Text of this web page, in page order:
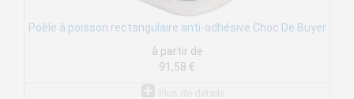
Poêle à poisson rectangulaire anti-adhésive Choc De Buyer
à partir de
91,58 €